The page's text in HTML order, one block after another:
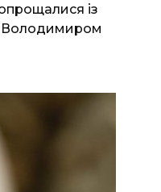
із
Володимиром